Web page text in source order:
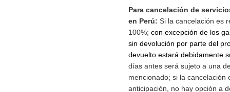
Para cancelación de
en Perú: Si la cancelación es
100%; con excepción de los
sin devolución por parte del
devuelto estará debidamente
días antes será sujeto a una
mencionado; si la
anticipación, no hay opción a